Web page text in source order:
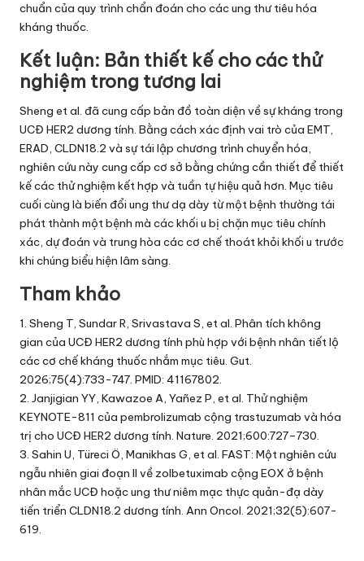
chuẩn của quy trình chẩn đoán cho các ung thư tiêu hóa
kháng thuốc.
Kết luận: Bản thiết kế cho các thử
nghiệm trong tương lai
Sheng et al. đã cung cấp bản đồ toàn diện về sự kháng trong
UCĐ HER2 dương tính. Bằng cách xác định vai trò của EMT,
ERAD, CLDN18.2 và sự tái lập chương trình chuyển hóa,
nghiên cứu này cung cấp cơ sở bằng chứng cần thiết để thiết
kế các thử nghiệm kết hợp và tuần tự hiệu quả hơn. Mục tiêu
cuối cùng là biến đổi ung thư dạ dày từ một bệnh thường tái
phát thành một bệnh mà các khối u bị chặn mục tiêu chính
xác, dự đoán và trung hòa các cơ chế thoát khỏi khối u trước
khi chúng biểu hiện lâm sàng.
Tham khảo
1. Sheng T, Sundar R, Srivastava S, et al. Phân tích không
gian của UCĐ HER2 dương tính phù hợp với bệnh nhân tiết lộ
các cơ chế kháng thuốc nhắm mục tiêu. Gut.
2026;75(4):733-747. PMID: 41167802.
2. Janjigian YY, Kawazoe A, Yañez P, et al. Thử nghiệm
KEYNOTE-811 của pembrolizumab cộng trastuzumab và hóa
trị cho UCĐ HER2 dương tính. Nature. 2021;600:727–730.
3. Sahin U, Türeci Ö, Manikhas G, et al. FAST: Một nghiên cứu
ngẫu nhiên giai đoạn II về zolbetuximab cộng EOX ở bệnh
nhân mắc UCĐ hoặc ung thư niêm mạc thực quản-đạ dày
tiến triển CLDN18.2 dương tính. Ann Oncol. 2021;32(5):607-
619.